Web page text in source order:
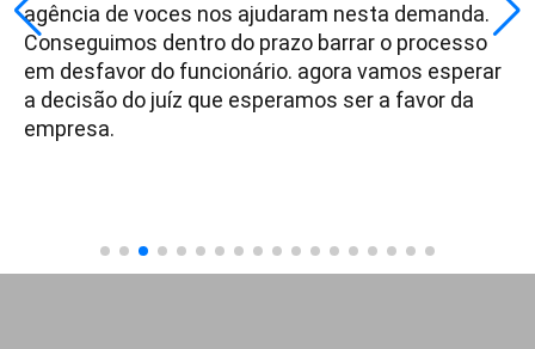
agência de voces nos ajudaram nesta demanda.
Conseguimos dentro do prazo barrar o processo
em desfavor do funcionário. agora vamos esperar
a decisão do juíz que esperamos ser a favor da
empresa.